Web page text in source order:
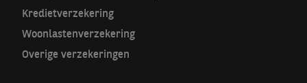
a
t
Kredietverzekering
Woonlastenverzekering
Overige verzekeringen